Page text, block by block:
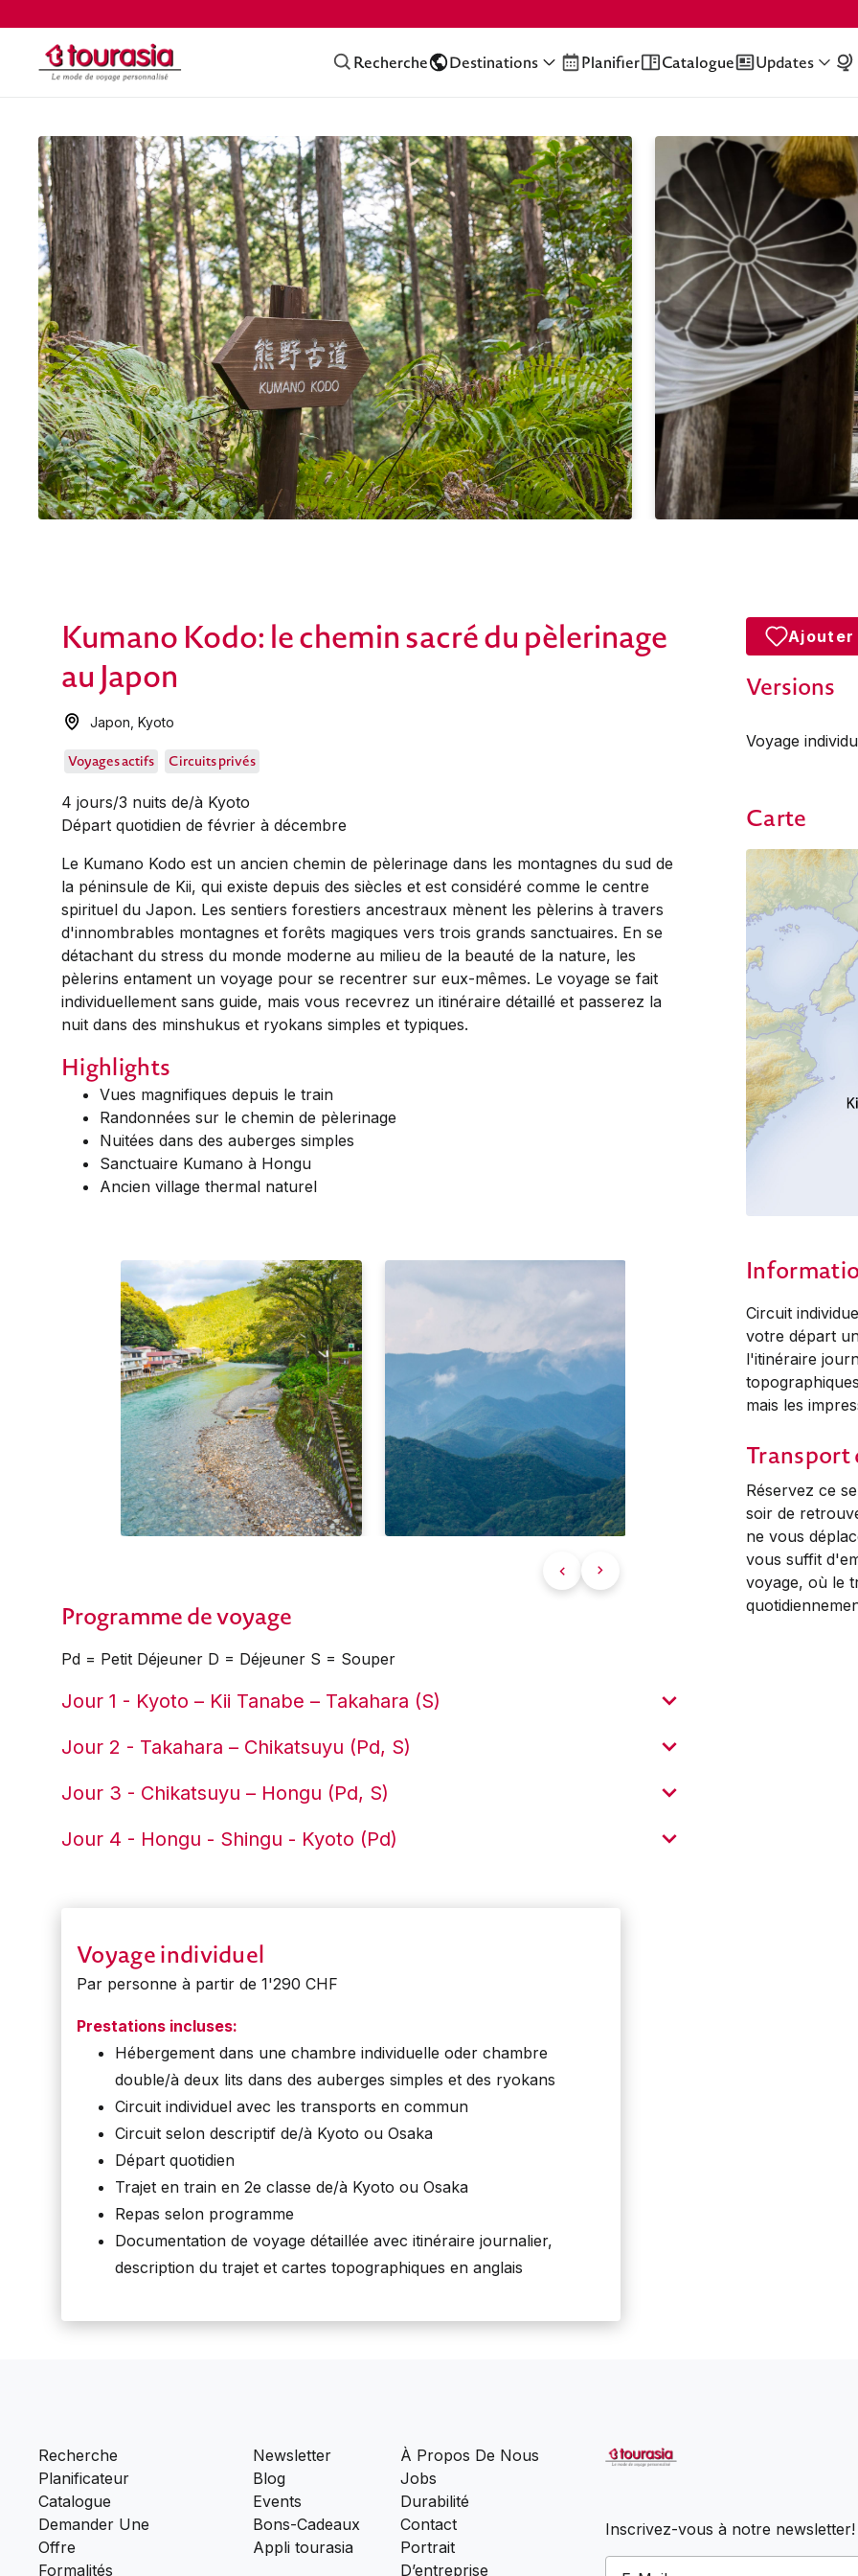
Recherche Destinations Planifier Catalogue Updates
Kumano Kodo: le chemin sacré du pèlerinage
au Japon
Japon ,Kyoto
Voyages actifs Circuits privés
4 jours/3 nuits de/à Kyoto
Départ quotidien de février à décembre
Le Kumano Kodo est un ancien chemin de pèlerinage dans les montagnes du sud de
la péninsule de Kii, qui existe depuis des siècles et est considéré comme le centre
spirituel du Japon. Les sentiers forestiers ancestraux mènent les pèlerins à travers
d'innombrables montagnes et forêts magiques vers trois grands sanctuaires. En se
détachant du stress du monde moderne au milieu de la beauté de la nature, les
pèlerins entament un voyage pour se recentrer sur eux-mêmes. Le voyage se fait
individuellement sans guide, mais vous recevrez un itinéraire détaillé et passerez la
nuit dans des minshukus et ryokans simples et typiques.
Highlights
Vues magnifiques depuis le train
Randonnées sur le chemin de pèlerinage
Nuitées dans des auberges simples
Sanctuaire Kumano à Hongu
Ancien village thermal naturel
Programme de voyage
Pd = Petit Déjeuner D = Déjeuner S = Souper
Jour 1 - Kyoto – Kii Tanabe – Takahara (S)
Jour 2 - Takahara – Chikatsuyu (Pd, S)
Jour 3 - Chikatsuyu – Hongu (Pd, S)
Jour 4 - Hongu - Shingu - Kyoto (Pd)
Versions
Voyage
Carte
Circuit
votre départ
l'itinéraire
mais les
Transport
Réservez ce
soir de
ne vous
vous suffit
voyage, où le
Voyage individuel
Par personne à partir de 1'290 CHF
Prestations incluses:
Hébergement dans une chambre individuelle oder chambre
double/à deux lits dans des auberges simples et des ryokans
Circuit individuel avec les transports en commun
Circuit selon descriptif de/à Kyoto ou Osaka
Départ quotidien
Trajet en train en 2e classe de/à Kyoto ou Osaka
Repas selon programme
Documentation de voyage détaillée avec itinéraire journalier,
description du trajet et cartes topographiques en anglais
Recherche
Planificateur
Catalogue
Demander Une
Offre
Formalités
Newsletter
Blog
Events
Bons-Cadeaux
Appli tourasia
À Propos De Nous
Jobs
Durabilité
Contact
Portrait
D’entreprise
Inscrivez-vous à notre newsletter!